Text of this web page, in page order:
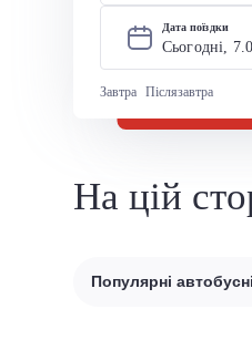
Дата поїздки
Сьогодні, 7.
Завтра Післязавтра
На цій
Популярні